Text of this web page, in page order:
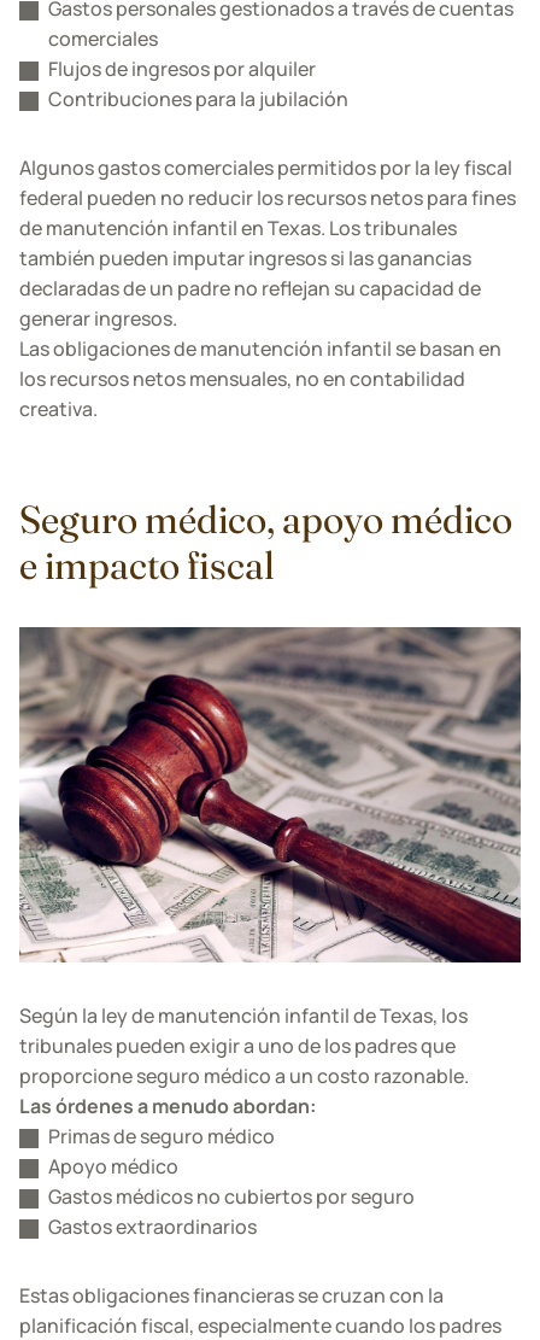
Gastos personales gestionados a través de cuentas
comerciales
Flujos de ingresos por alquiler
Contribuciones para la jubilación
Algunos gastos comerciales permitidos por la ley fiscal
federal pueden no reducir los recursos netos para fines
de manutención infantil en Texas. Los tribunales
también pueden imputar ingresos si las ganancias
declaradas de un padre no reflejan su capacidad de
generar ingresos.
Las obligaciones de manutención infantil se basan en
los recursos netos mensuales, no en contabilidad
creativa.
Seguro médico, apoyo médico
e impacto fiscal
Según la ley de manutención infantil de Texas, los
tribunales pueden exigir a uno de los padres que
proporcione seguro médico a un costo razonable.
Las órdenes a menudo abordan:
Primas de seguro médico
Apoyo médico
Gastos médicos no cubiertos por seguro
Gastos extraordinarios
Estas obligaciones financieras se cruzan con la
planificación fiscal, especialmente cuando los padres